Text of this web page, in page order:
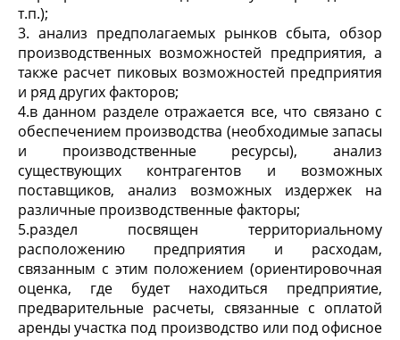
т.п.);
3. анализ предполагаемых рынков сбыта, обзор
производственных возможностей предприятия, а
также расчет пиковых возможностей предприятия
и ряд других факторов;
4.в данном разделе отражается все, что связано с
обеспечением производства (необходимые запасы
и производственные ресурсы), анализ
существующих контрагентов и возможных
поставщиков, анализ возможных издержек на
различные производственные факторы;
5.раздел посвящен территориальному
расположению предприятия и расходам,
связанным с этим положением (ориентировочная
оценка, где будет находиться предприятие,
предварительные расчеты, связанные с оплатой
аренды участка под производство или под офисное